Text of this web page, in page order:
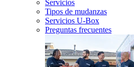
Servicios
Tipos de mudanzas
Servicios U-Box
Preguntas frecuentes